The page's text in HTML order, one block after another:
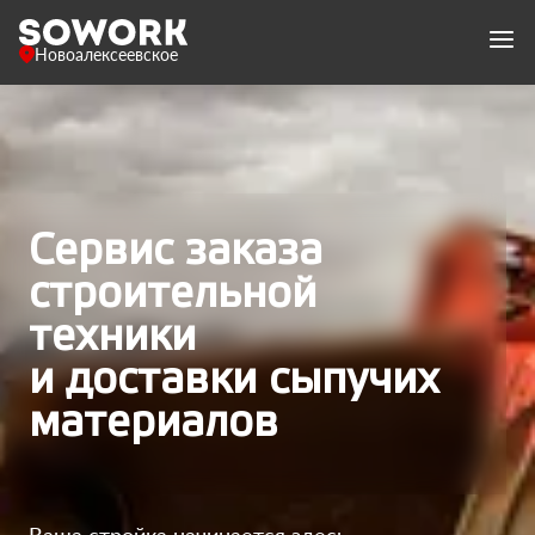
Новоалексеевское
Сервис заказа
строительной
техники
и доставки сыпучих
материалов